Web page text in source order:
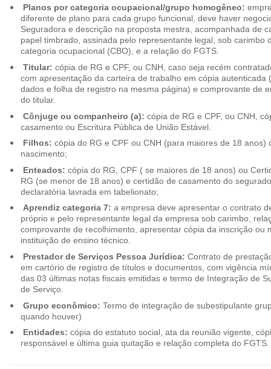
Planos por categoria ocupacional/grupo homogêneo:
diferente de plano para cada grupo funcional, deve haver
Seguradora e descrição na proposta mestra, acompanhada de
papel timbrado, assinada pelo representante legal, sob carimbo
categoria ocupacional (CBO), e a relação do FGTS.
Titular: cópia de RG e CPF, ou CNH, caso seja recém
com apresentação da carteira de trabalho em cópia autenticada
dados e folha de registro na mesma página) e comprovante de
do titular.
Cônjuge ou companheiro (a): cópia de RG e CPF, ou CNH,
casamento ou Escritura Pública de União Estável.
Filhos: cópia do RG e CPF ou CNH (para maiores de 18 anos)
nascimento;
Enteados: cópia do RG, CPF ( se maiores de 18 anos) ou
RG (se menor de 18 anos) e certidão de casamento do
declaratória lavrada em tabelionato;
Aprendiz categoria 7: a empresa deve apresentar o contrato
próprio e pelo representante legal da empresa sob carimbo,
comprovante de recolhimento, apresentar cópia da inscrição ou
instituição de ensino técnico.
Prestador de Serviços Pessoa Jurídica: Contrato de
em cartório de registro de títulos e documentos, com vigência
das 03 últimas notas fiscais emitidas e termo de Integração de
de Serviço.
Grupo econômico: Termo de integração de subestipulante
quando houver)
Entidades: cópia do estatuto social, ata da reunião vigente,
responsável e última guia quitação e relação completa do FGTS.